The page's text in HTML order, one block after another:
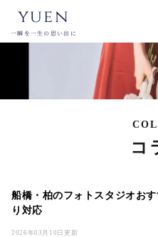
yuen
一瞬を一生の思い出に
コ
2026年03月10日更新
船橋・柏のフォトスタジオお
り対応